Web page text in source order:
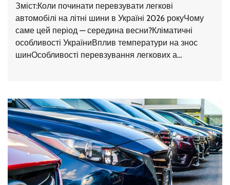
Зміст:Коли починати перевзувати легкові
автомобілі на літні шини в Україні 2026 рокуЧому
саме цей період — середина весни?Кліматичні
особливості УкраїниВплив температури на знос
шинОсобливості перевзування легкових а…